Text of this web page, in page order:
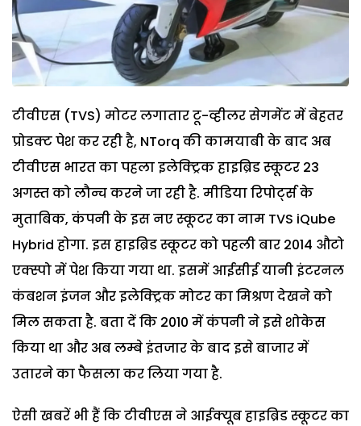
टीवीएस (TVS) मोटर लगातार टू-व्हीलर सेगमेंट में बेहतर
प्रोडक्ट पेश कर रही है, NTorq की कामयाबी के बाद अब
टीवीएस भारत का पहला इलेक्ट्रिक हाइब्रिड स्कूटर 23
अगस्त को लौन्च करने जा रही है. मीडिया रिपोर्ट्स के
मुताबिक, कंपनी के इस नए स्कूटर का नाम TVS iQube
Hybrid होगा. इस हाइब्रिड स्कूटर को पहली बार 2014 औटो
एक्स्पो में पेश किया गया था. इसमें आईसीई यानी इंटरनल
कंबशन इंजन और इलेक्ट्रिक मोटर का मिश्रण देखने को
मिल सकता है. बता दें कि 2010 में कंपनी ने इसे शोकेस
किया था और अब लम्बे इंतजार के बाद इसे बाजार में
उतारने का फैसला कर लिया गया है.
ऐसी खबरें भी हैं कि टीवीएस ने आईक्यूब हाइब्रिड स्कूटर का